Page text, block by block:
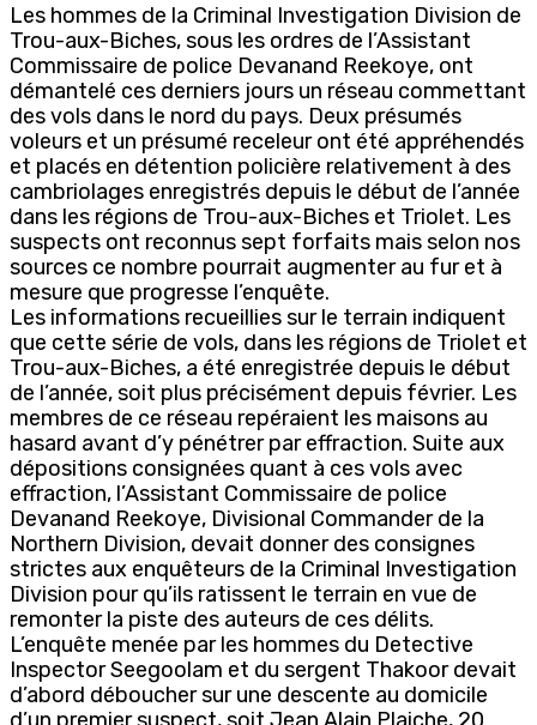
Les hommes de la Criminal Investigation Division de
Trou-aux-Biches, sous les ordres de l’Assistant
Commissaire de police Devanand Reekoye, ont
démantelé ces derniers jours un réseau commettant
des vols dans le nord du pays. Deux présumés
voleurs et un présumé receleur ont été appréhendés
et placés en détention policière relativement à des
cambriolages enregistrés depuis le début de l’année
dans les régions de Trou-aux-Biches et Triolet. Les
suspects ont reconnus sept forfaits mais selon nos
sources ce nombre pourrait augmenter au fur et à
mesure que progresse l’enquête.
Les informations recueillies sur le terrain indiquent
que cette série de vols, dans les régions de Triolet et
Trou-aux-Biches, a été enregistrée depuis le début
de l’année, soit plus précisément depuis février. Les
membres de ce réseau repéraient les maisons au
hasard avant d’y pénétrer par effraction. Suite aux
dépositions consignées quant à ces vols avec
effraction, l’Assistant Commissaire de police
Devanand Reekoye, Divisional Commander de la
Northern Division, devait donner des consignes
strictes aux enquêteurs de la Criminal Investigation
Division pour qu’ils ratissent le terrain en vue de
remonter la piste des auteurs de ces délits.
L’enquête menée par les hommes du Detective
Inspector Seegoolam et du sergent Thakoor devait
d’abord déboucher sur une descente au domicile